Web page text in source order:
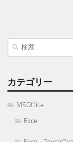
検
カテゴリー
MSOffice
Excel